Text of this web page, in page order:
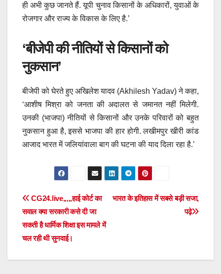
ही अभी कुछ जानते हैं. यूपी चुनाव किसानों के अधिकारों, युवाओं के
रोजगार और राज्य के विकास के लिए है.’
‘बीजेपी की नीतियों से किसानों को
नुकसान’
बीजेपी को घेरते हुए अखिलेश यादव (Akhilesh Yadav) ने कहा,
‘आशीष मिश्रा को जनता की अदालत से जमानत नहीं मिलेगी.
उनकी (भाजपा) नीतियों से किसानों और उनके परिवारों को बहुत
नुकसान हुआ है, इससे भाजपा की हार होगी. लखीमपुर खीरी कांड
आजाद भारत में जलियांवाला बाग की घटना की याद दिला रहा है.’
Post
navigation
भारत के इतिहास में सबसे बड़ी सजा,
पढ़े
CG24.live,,,,,हाई कोर्ट का
सवाल क्या सरकारी कसे दी जा
सकती है धार्मिक शिक्षा इस मामले में
चल रही थी सुनवाई।